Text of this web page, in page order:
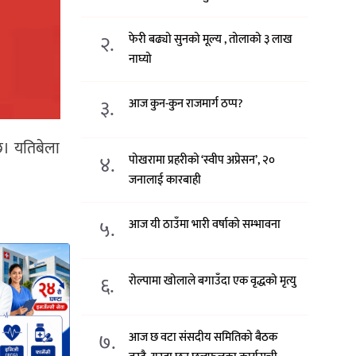
यतिबेला
२.
फेरी बढ्यो सुनको मूल्य , तोलाको ३ लाख
नाघ्यो
३. आज कुन-कुन राजमार्ग ठप्प?
४.
पोखरामा प्रहरीको ‘स्वीप अप्रेसन’, २०
जनालाई कारबाही
५. आज यी ठाउँमा भारी वर्षाको सम्भावना
६. रोल्पामा खोलाले बगाउँदा एक वृद्धको मृत्यु
७.
आज छ वटा संसदीय समितिको बैठक